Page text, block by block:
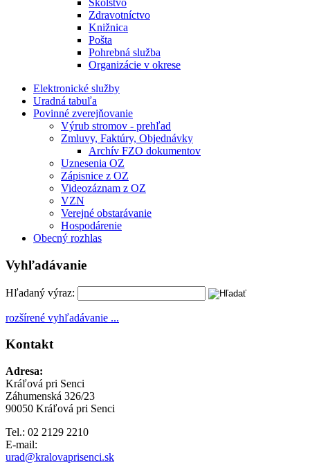
Školstvo
Zdravotníctvo
Knižnica
Pošta
Pohrebná služba
Organizácie v okrese
Elektronické služby
Uradná tabuľa
Povinné zverejňovanie
Výrub stromov - prehľad
Zmluvy, Faktúry, Objednávky
Archív FZO dokumentov
Uznesenia OZ
Zápisnice z OZ
Videozáznam z OZ
VZN
Verejné obstarávanie
Hospodárenie
Obecný rozhlas
Vyhľadávanie
Hľadaný výraz:
rozšírené vyhľadávanie ...
Kontakt
Adresa:
Kráľová pri Senci
Záhumenská 326/23
90050 Kráľová pri Senci
Tel.: 02 2129 2210
E-mail:
urad@kralovaprisenci.sk